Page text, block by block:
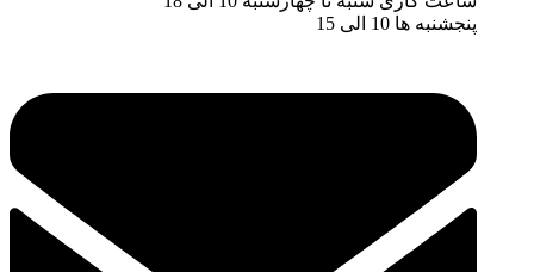
پنجشنبه ها 10 الی 15